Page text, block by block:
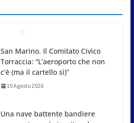
Una nave battente bandiere
sammarinese è riuscita ad
abbandonare lo stretto di
Hormuz